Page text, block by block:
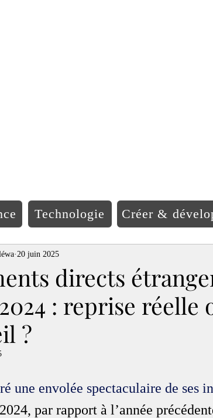
Technologie Créer &
directs
: reprise réelle
?
20 juin 2025
une envolée spectaculaire de ses
par rapport à l’année